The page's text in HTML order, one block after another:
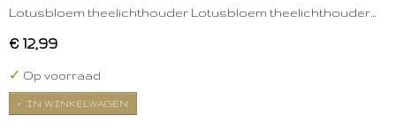
Lotusbloem theelichthouder Lotusbloem theelichthouder…
€ 12,99
✓ Op voorraad
IN WINKELWAGEN